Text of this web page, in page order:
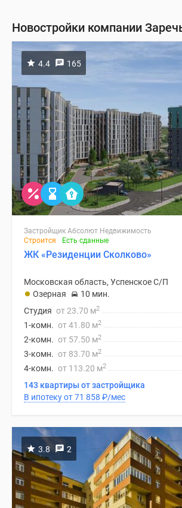
Новостройки компании
4.4 165
Застройщик Абсолют Недвижимость
Строится
Есть сданные
ЖК «Резиденции Сколково»
Московская область, Успенское С/П
Озерная
10 мин.
Студия от 23.70 м2
1-комн. от 41.80 м2
2-комн. от 57.50 м2
3-комн. от 83.70 м2
4-комн. от 113.20 м2
143 квартиры от застройщика
В ипотеку от 71 858 ₽/мес
3.8 2